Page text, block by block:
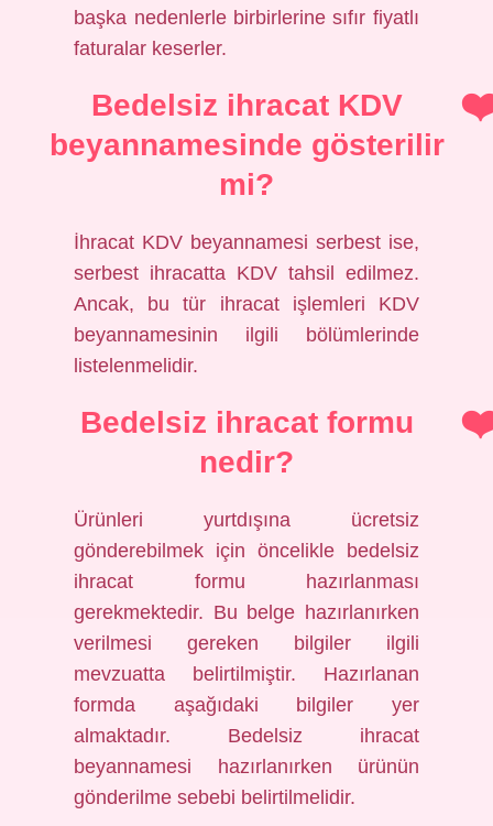
başka nedenlerle birbirlerine sıfır fiyatlı
faturalar keserler.
Bedelsiz ihracat KDV
beyannamesinde gösterilir
mi?
İhracat KDV beyannamesi serbest ise,
serbest ihracatta KDV tahsil edilmez.
Ancak, bu tür ihracat işlemleri KDV
beyannamesinin ilgili bölümlerinde
listelenmelidir.
Bedelsiz ihracat formu
nedir?
Ürünleri yurtdışına ücretsiz
gönderebilmek için öncelikle bedelsiz
ihracat formu hazırlanması
gerekmektedir. Bu belge hazırlanırken
verilmesi gereken bilgiler ilgili
mevzuatta belirtilmiştir. Hazırlanan
formda aşağıdaki bilgiler yer
almaktadır. Bedelsiz ihracat
beyannamesi hazırlanırken ürünün
gönderilme sebebi belirtilmelidir.